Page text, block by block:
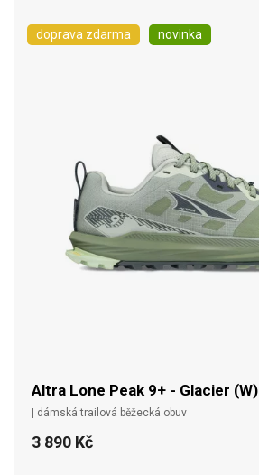
doprava zdarma novinka
Altra Lone Peak 9+ - Glacier (W)
| dámská trailová běžecká obuv
3 890 Kč